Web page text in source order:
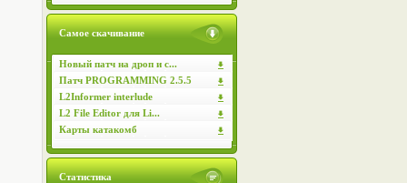
Самое скачивание
Новый патч на дроп и с...
Патч PROGRAMMING 2.5.5
L2Informer interlude
L2 File Editor для Li...
Карты катакомб
Статистика